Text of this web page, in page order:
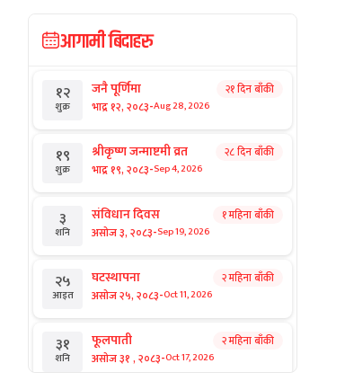
आगामी बिदाहरु
१२
शुक्र
जनै पूर्णिमा
भाद्र १२, २०८३-Aug 28, 2026
२१ दिन बाँकी
१९
शुक्र
श्रीकृष्ण जन्माष्टमी व्रत
भाद्र १९, २०८३-Sep 4, 2026
२८ दिन बाँकी
३
शनि
संविधान दिवस
असोज ३, २०८३-Sep 19, 2026
१ महिना बाँकी
२५
आइत
घटस्थापना
असोज २५, २०८३-Oct 11, 2026
२ महिना बाँकी
३१
शनि
फूलपाती
असोज ३१ , २०८३-Oct 17, 2026
२ महिना बाँकी